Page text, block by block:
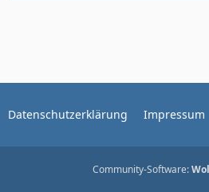
Datenschutzerklärung Impressum
Community-Software: